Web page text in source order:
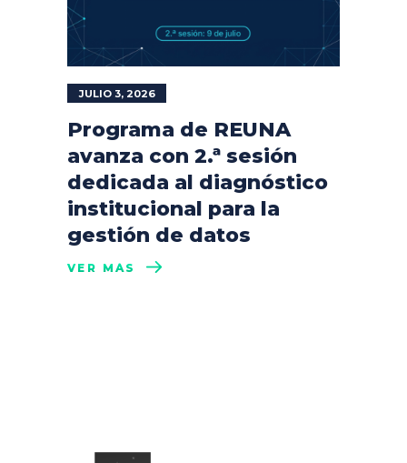
JULIO 3, 2026
Programa de REUNA
avanza con 2.ª sesión
dedicada al diagnóstico
institucional para la
gestión de datos
VER MÁS